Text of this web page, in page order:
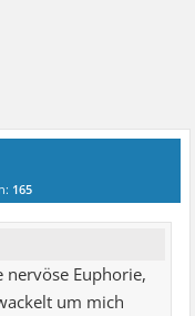
165
Euphorie,
um mich